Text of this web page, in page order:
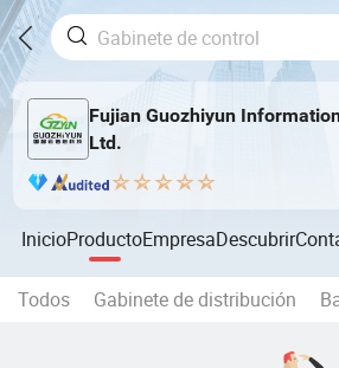
Fujian Guozhiyun
Ltd.
InicioProductoEmpresaDescubrir
Todos Gabinete de distribución